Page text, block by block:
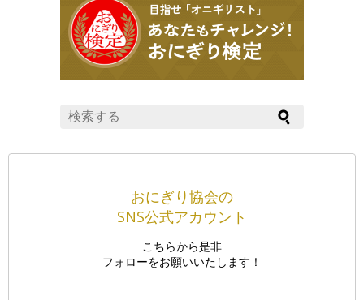
おにぎり協会の
SNS公式アカウント
こちらから是非
フォローをお願いいたします！